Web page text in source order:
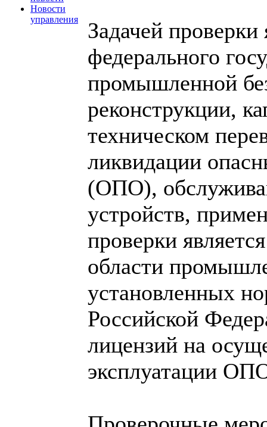
Новости
управления
Задачей проверки
федерального
промышленной
реконструкции,
техническом
ликвидации
(ОПО),
устройств,
проверки
области
установленных
Российской
лицензий на
эксплуатации